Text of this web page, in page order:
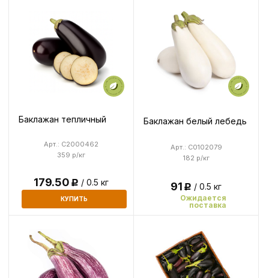
Баклажан тепличный
359 р/кг
Арт.: C2000462
179.50Р / 0.5 кг
КУПИТЬ
Баклажан белый лебедь
182 р/кг
Арт.: C0102079
91Р / 0.5 кг
Ожидается
поставка